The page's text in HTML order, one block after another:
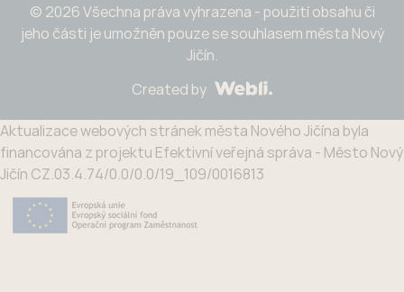
© 2026 Všechna práva vyhrazena - použití obsahu či
jeho části je umožněn pouze se souhlasem města Nový
Jičín.
Created by
Aktualizace webových stránek města Nového Jičína byla
financována z projektu Efektivní veřejná správa - Město Nový
Jičín CZ.03.4.74/0.0/0.0/19_109/0016813